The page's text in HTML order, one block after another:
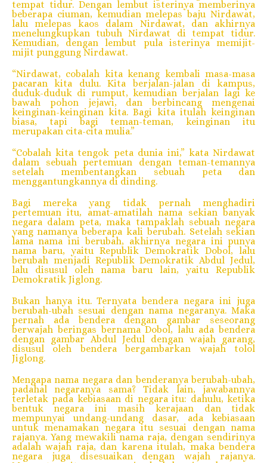
tempat tidur. Dengan lembut isterinya memberinya
beberapa ciuman, kemudian melepas baju Nirdawat,
lalu melepas kaos dalam Nirdawat, dan akhirnya
menelungkupkan tubuh Nirdawat di tempat tidur.
Kemudian, dengan lembut pula isterinya memijit-
mijit punggung Nirdawat.
“Nirdawat, cobalah kita kenang kembali masa-masa
pacaran kita dulu. Kita berjalan-jalan di kampus,
duduk-duduk di rumput, kemudian berjalan lagi ke
bawah pohon jejawi, dan berbincang mengenai
keinginan-keinginan kita. Bagi kita itulah keinginan
biasa, tapi bagi teman-teman, keinginan itu
merupakan cita-cita mulia.”
“Cobalah kita tengok peta dunia ini,” kata Nirdawat
dalam sebuah pertemuan dengan teman-temannya
setelah membentangkan sebuah peta dan
menggantungkannya di dinding.
Bagi mereka yang tidak pernah menghadiri
pertemuan itu, amat-amatilah nama sekian banyak
negara dalam peta, maka tampaklah sebuah negara
yang namanya beberapa kali berubah. Setelah sekian
lama nama ini berubah, akhirnya negara ini punya
nama baru, yaitu Republik Demokratik Dobol, lalu
berubah menjadi Republik Demokratik Abdul Jedul,
lalu disusul oleh nama baru lain, yaitu Republik
Demokratik Jiglong.
Bukan hanya itu. Ternyata bendera negara ini juga
berubah-ubah sesuai dengan nama negaranya. Maka
pernah ada bendera dengan gambar seseorang
berwajah beringas bernama Dobol, lalu ada bendera
dengan gambar Abdul Jedul dengan wajah garang,
disusul oleh bendera bergambarkan wajah tolol
Jiglong.
Mengapa nama negara dan benderanya berubah-ubah,
padahal negaranya sama? Tidak lain, jawabannya
terletak pada kebiasaan di negara itu: dahulu, ketika
bentuk negara ini masih kerajaan dan tidak
mempunyai undang-undang dasar, ada kebiasaan
untuk menamakan negara itu sesuai dengan nama
rajanya. Yang mewakili nama raja, dengan sendirinya
adalah wajah raja, dan karena itulah, maka bendera
negara juga disesuaikan dengan wajah rajanya.